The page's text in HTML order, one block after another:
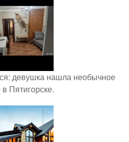
девушка нашла необычное
Пятигорске.